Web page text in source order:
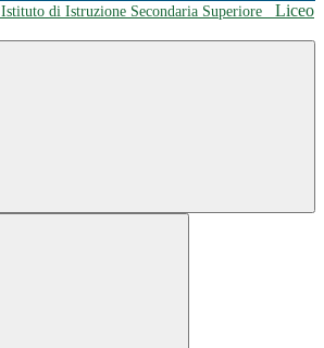
Istituto di Istruzione Secondaria Superiore
Liceo